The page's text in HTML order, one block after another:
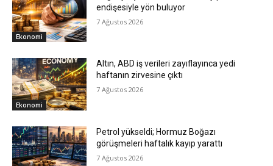
Ekonomi
endişesiyle yön buluyor
7 Ağustos 2026
Ekonomi
Altın, ABD iş verileri zayıflayınca yedi
haftanın zirvesine çıktı
7 Ağustos 2026
Petrol yükseldi; Hormuz Boğazı
görüşmeleri haftalık kayıp yarattı
7 Ağustos 2026